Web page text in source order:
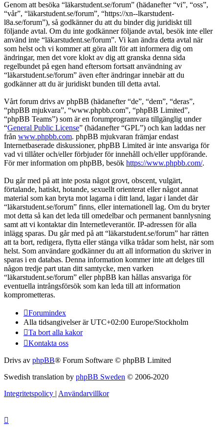
Genom att besöka “läkarstudent.se/forum” (hädanefter “vi”, “oss”,
“vår”, “läkarstudent.se/forum”, “https://xn--lkarstudent-
l8a.se/forum”), så godkänner du att du binder dig juridiskt till
följande avtal. Om du inte godkänner följande avtal, besök inte eller
använd inte “läkarstudent.se/forum”. Vi kan ändra detta avtal när
som helst och vi kommer att göra allt för att informera dig om
ändringar, men det vore klokt av dig att granska denna sida
regelbundet på egen hand eftersom fortsatt användning av
“läkarstudent.se/forum” även efter ändringar innebär att du
godkänner att du är juridiskt bunden till detta avtal.
Vårt forum drivs av phpBB (hädanefter “de”, “dem”, “deras”,
“phpBB mjukvara”, “www.phpbb.com”, “phpBB Limited”,
“phpBB Teams”) som är en forumprogramvara tillgänglig under
“General Public License” (hädanefter “GPL”) och kan laddas ner
från www.phpbb.com. phpBB mjukvaran främjar endast
Internetbaserade diskussioner, phpBB Limited är inte ansvariga för
vad vi tillåter och/eller förbjuder för innehåll och/eller uppförande.
För mer information om phpBB, besök https://www.phpbb.com/.
Du går med på att inte posta något grovt, obscent, vulgärt,
förtalande, hatiskt, hotande, sexuellt orienterat eller något annat
material som kan bryta mot lagarna i ditt land, lagar i landet där
“läkarstudent.se/forum” finns, eller internationell lag. Om du bryter
mot detta så kan det leda till omedelbar och permanent bannlysning
samt att vi kontaktar din Internetleverantör. IP-adressen för alla
inlägg sparas. Du går med på att “läkarstudent.se/forum” har rätten
att ta bort, redigera, flytta eller stänga vilka trådar som helst, när som
helst. Som användare godkänner du att all information du skriver in
sparas i en databas. Denna information kommer inte att delges till
någon tredje part utan ditt samtycke, men varken
“läkarstudent.se/forum” eller phpBB kan hållas ansvariga för
eventuella intrångsförsök som kan leda till att information
komprometteras.
Forumindex
Alla tidsangivelser är UTC+02:00 Europe/Stockholm
Ta bort alla kakor
Kontakta oss
Drivs av phpBB® Forum Software © phpBB Limited
Swedish translation by phpBB Sweden © 2006-2020
Integritetspolicy | Användarvillkor